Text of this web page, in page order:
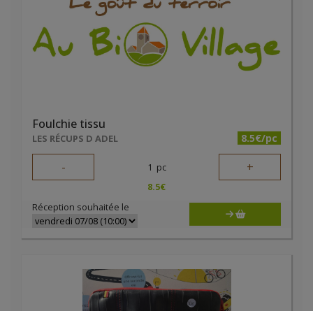
Foulchie tissu
LES RÉCUPS D ADEL 8.5€/pc
- 1 pc +
8.5€
Réception souhaitée le